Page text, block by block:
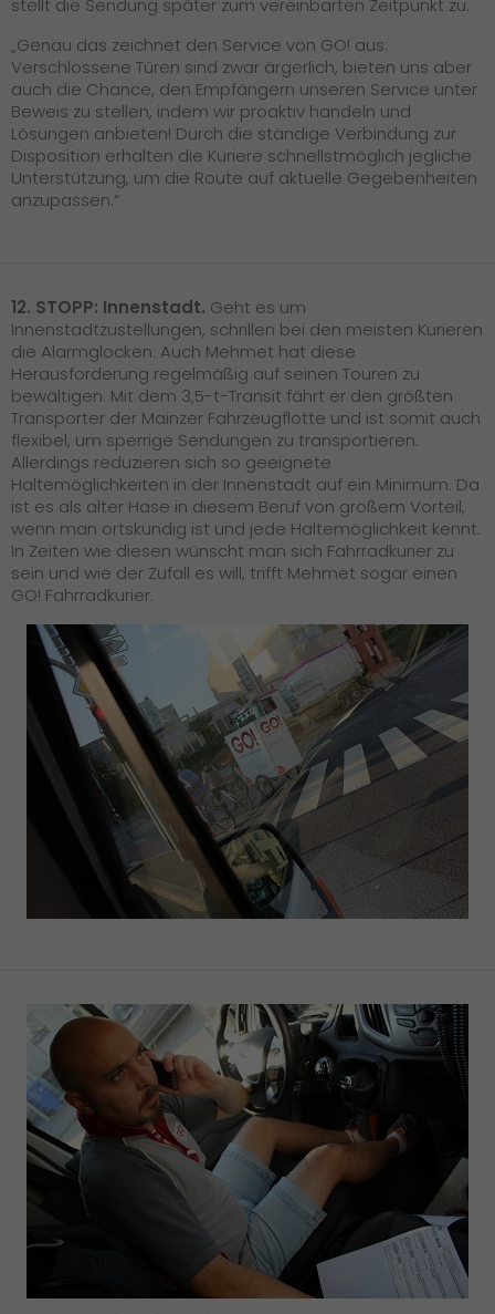
stellt die Sendung später zum vereinbarten Zeitpunkt zu.
„Genau das zeichnet den Service von GO! aus:
Verschlossene Türen sind zwar ärgerlich, bieten uns aber
auch die Chance, den Empfängern unseren Service unter
Beweis zu stellen, indem wir proaktiv handeln und
Lösungen anbieten! Durch die ständige Verbindung zur
Disposition erhalten die Kuriere schnellstmöglich jegliche
Unterstützung, um die Route auf aktuelle Gegebenheiten
anzupassen.“
12. STOPP: Innenstadt. Geht es um
Innenstadtzustellungen, schrillen bei den meisten Kurieren
die Alarmglocken: Auch Mehmet hat diese
Herausforderung regelmäßig auf seinen Touren zu
bewältigen. Mit dem 3,5-t-Transit fährt er den größten
Transporter der Mainzer Fahrzeugflotte und ist somit auch
flexibel, um sperrige Sendungen zu transportieren.
Allerdings reduzieren sich so geeignete
Haltemöglichkeiten in der Innenstadt auf ein Minimum. Da
ist es als alter Hase in diesem Beruf von großem Vorteil,
wenn man ortskundig ist und jede Haltemöglichkeit kennt.
In Zeiten wie diesen wünscht man sich Fahrradkurier zu
sein und wie der Zufall es will, trifft Mehmet sogar einen
GO! Fahrradkurier.